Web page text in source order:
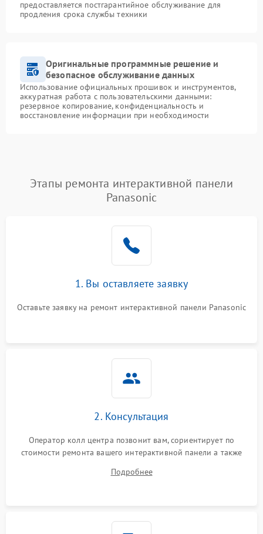
предоставляется постгарантийное обслуживание для
продления срока службы техники
Оригинальные программные решение и
безопасное обслуживание данных
Использование официальных прошивок и инструментов,
аккуратная работа с пользовательскими данными:
резервное копирование, конфиденциальность и
восстановление информации при необходимости
Этапы ремонта интерактивной панели
Panasonic
1. Вы оставляете заявку
Оставьте заявку на ремонт интерактивной панели Panasonic
2. Консультация
Оператор колл центра позвонит вам, сориентирует по
стоимости ремонта вашего интерактивной панели а также
Подробнее